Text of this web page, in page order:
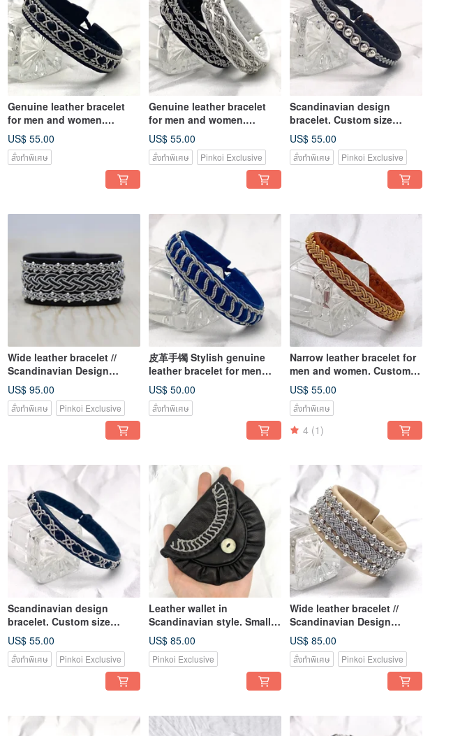
Genuine leather bracelet
for men and women.
Scandinavian style jewelry
US$ 55.00
สั่งทำพิเศษ
Genuine leather bracelet
for men and women.
Scandinavian style jewelry
US$ 55.00
สั่งทำพิเศษ Pinkoi Exclusive
Scandinavian design
bracelet. Custom size
bracelet. Genuine leather
bracelet
US$ 55.00
สั่งทำพิเศษ Pinkoi Exclusive
Wide leather bracelet //
Scandinavian Design
Women's wristband
US$ 95.00
สั่งทำพิเศษ Pinkoi Exclusive
皮革手镯 Stylish genuine
leather bracelet for men
and women. Custom size
US$ 50.00
สั่งทำพิเศษ
Narrow leather bracelet for
men and women. Custom
size bracelet
US$ 55.00
สั่งทำพิเศษ
4 (1)
Scandinavian design
bracelet. Custom size
bracelet. Genuine leather
red bracelet
US$ 55.00
สั่งทำพิเศษ Pinkoi Exclusive
Leather wallet in
Scandinavian style. Small
purse for money
US$ 85.00
Pinkoi Exclusive
Wide leather bracelet //
Scandinavian Design
Women's wristband
US$ 85.00
สั่งทำพิเศษ Pinkoi Exclusive